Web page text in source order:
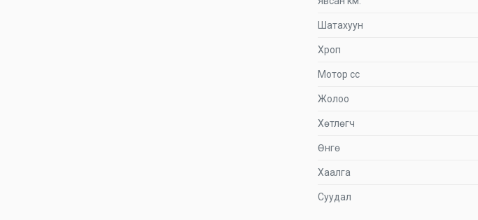
Шатахуун
Хроп
Мотор сс
Жолоо
Хөтлөгч
Өнгө
Хаалга
Суудал